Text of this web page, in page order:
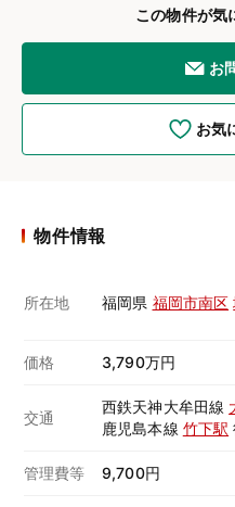
この物件が気
お
お気
物件情報
所在地 福岡県 福岡市南区
価格 3,790万円
交通
西鉄天神大牟田線
鹿児島本線 竹下駅
管理費等 9,700円